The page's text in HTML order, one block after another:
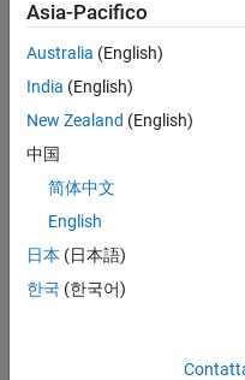
Interpretazione
Validazione
Previsione delle
Utilizzo delle
Asia-Pacifico
Australia (English)
India (English)
New Zealand (English)
中国
简体中文
English
日本 (日本語)
한국 (한국어)